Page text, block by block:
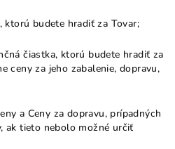
ktorú budete hradiť za Tovar;
čiastka, ktorú budete hradiť za
ceny za jeho zabalenie, dopravu,
a Ceny za dopravu, prípadných
ak tieto nebolo možné určiť